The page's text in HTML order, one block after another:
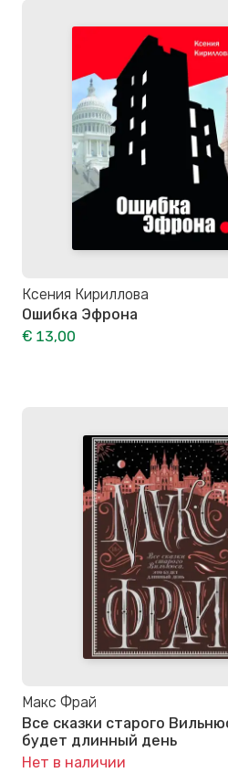
Ксения Кириллова
Ошибка Эфрона
€ 13,00
Макс Фрай
Все сказки старого
будет длинный день
Нет в наличии